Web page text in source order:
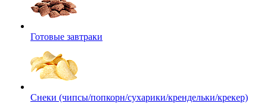
Готовые завтраки
Снеки (чипсы/попкорн/сухарики/крендельки/крекер)